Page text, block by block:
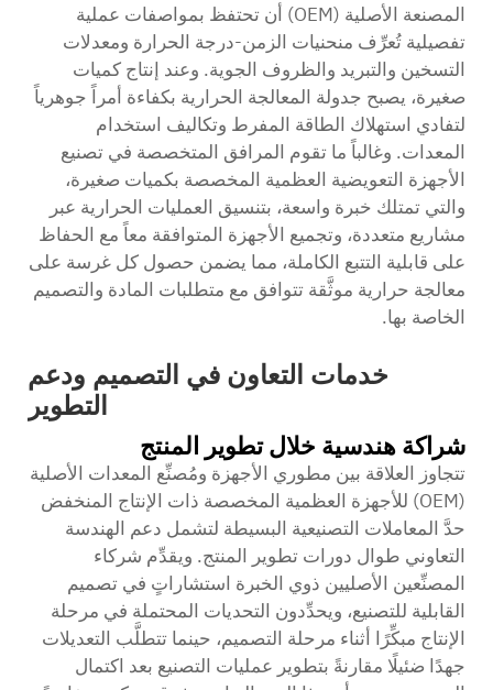
المصنعة الأصلية (OEM) أن تحتفظ بمواصفات عملية
تفصيلية تُعرِّف منحنيات الزمن-درجة الحرارة ومعدلات
التسخين والتبريد والظروف الجوية. وعند إنتاج كميات
صغيرة، يصبح جدولة المعالجة الحرارية بكفاءة أمراً جوهرياً
لتفادي استهلاك الطاقة المفرط وتكاليف استخدام
المعدات. وغالباً ما تقوم المرافق المتخصصة في تصنيع
الأجهزة التعويضية العظمية المخصصة بكميات صغيرة،
والتي تمتلك خبرة واسعة، بتنسيق العمليات الحرارية عبر
مشاريع متعددة، وتجميع الأجهزة المتوافقة معاً مع الحفاظ
على قابلية التتبع الكاملة، مما يضمن حصول كل غرسة على
معالجة حرارية موثَّقة تتوافق مع متطلبات المادة والتصميم
الخاصة بها.
خدمات التعاون في التصميم ودعم
التطوير
شراكة هندسية خلال تطوير المنتج
تتجاوز العلاقة بين مطوري الأجهزة ومُصنِّع المعدات الأصلية
(OEM) للأجهزة العظمية المخصصة ذات الإنتاج المنخفض
حدَّ المعاملات التصنيعية البسيطة لتشمل دعم الهندسة
التعاوني طوال دورات تطوير المنتج. ويقدِّم شركاء
المصنِّعين الأصليين ذوي الخبرة استشاراتٍ في تصميم
القابلية للتصنيع، ويحدِّدون التحديات المحتملة في مرحلة
الإنتاج مبكِّرًا أثناء مرحلة التصميم، حينما تتطلَّب التعديلات
جهدًا ضئيلًا مقارنةً بتطوير عمليات التصنيع بعد اكتمال